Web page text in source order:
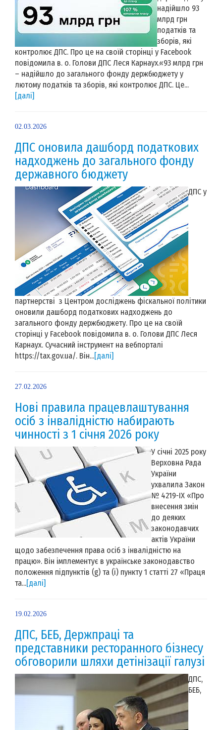
надійшло 93
млрд грн
податків та
зборів, які
контролює ДПС. Про це на своїй сторінці у Facebook
повідомила в. о. Голови ДПС Леся Карнаух.«93 млрд грн
– надійшло до загального фонду держбюджету у
лютому податків та зборів, які контролює ДПС. Це...
[далі]
02.03.2026
ДПС оновила дашборд податкових
надходжень до загального фонду
державного бюджету
ДПС у
партнерстві з Центром досліджень фіскальної політики
оновили дашборд податкових надходжень до
загального фонду держбюджету. Про це на своїй
сторінці у Facebook повідомила в. о. Голови ДПС Леся
Карнаух. Сучасний інструмент на вебпорталі
https://tax.gov.ua/. Він...[далі]
27.02.2026
Нові правила працевлаштування
осіб з інвалідністю набирають
чинності з 1 січня 2026 року
У січні 2025 року
Верховна Рада
України
ухвалила Закон
№ 4219-IX «Про
внесення змін
до деяких
законодавчих
актів України
щодо забезпечення права осіб з інвалідністю на
працю». Він імплементує в українське законодавство
положення підпунктів (g) та (i) пункту 1 статті 27 «Праця
та...[далі]
19.02.2026
ДПС, БЕБ, Держпраці та
представники ресторанного бізнесу
обговорили шляхи детінізації галузі
ДПС,
БЕБ,